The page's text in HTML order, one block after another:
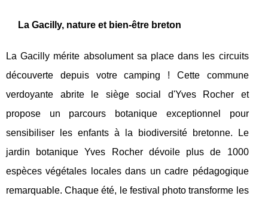
La Gacilly, nature et bien-être breton
La Gacilly mérite absolument sa place dans les circuits
découverte depuis votre camping ! Cette commune
verdoyante abrite le siège social d'Yves Rocher et
propose un parcours botanique exceptionnel pour
sensibiliser les enfants à la biodiversité bretonne. Le
jardin botanique Yves Rocher dévoile plus de 1000
espèces végétales locales dans un cadre pédagogique
remarquable. Chaque été, le festival photo transforme les